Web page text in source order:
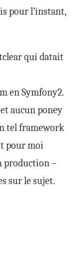
pour l’instant,
qui datait
enSymfony2.
aucun poney
tel framework
pour moi
production –
sur le sujet.